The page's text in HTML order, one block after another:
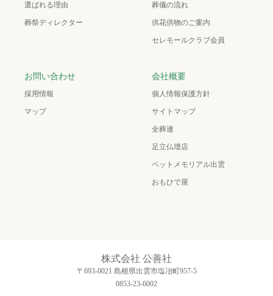
選ばれる理由
葬祭ディレクター
葬儀の流れ
供花供物のご案内
セレモールクラブ会員
お問い合わせ
採用情報
マップ
会社概要
個人情報保護方針
サイトマップ
全葬連
足立仏壇店
ペットメモリアル出雲
おもひで屋
株式会社 公善社
〒693-0021 島根県出雲市塩冶町957-5
0853-23-6002